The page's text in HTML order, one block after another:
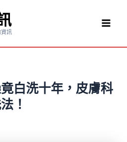
訊
白洗十年，皮膚科
！